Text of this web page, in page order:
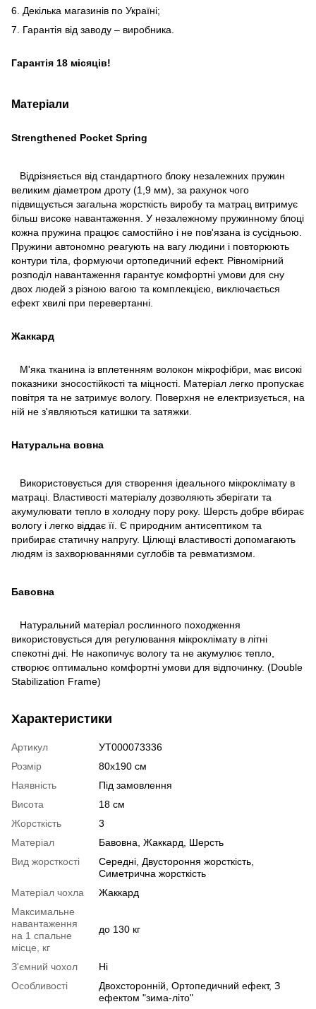
6. Декілька магазинів по Україні;
7. Гарантія від заводу – виробника.
Гарантія 18 місяців!
Матеріали
Strengthened Pocket Spring
Відрізняється від стандартного блоку незалежних пружин
великим діаметром дроту (1,9 мм), за рахунок чого
підвищується загальна жорсткість виробу та матрац витримує
більш високе навантаження. У незалежному пружинному блоці
кожна пружина працює самостійно і не пов'язана із сусідньою.
Пружини автономно реагують на вагу людини і повторюють
контури тіла, формуючи ортопедичний ефект. Рівномірний
розподіл навантаження гарантує комфортні умови для сну
двох людей з різною вагою та комплекцією, виключається
ефект хвилі при перевертанні.
Жаккард
М'яка тканина із вплетенням волокон мікрофібри, має високі
показники зносостійкості та міцності. Матеріал легко пропускає
повітря та не затримує вологу. Поверхня не електризується, на
ній не з'являються катишки та затяжки.
Натуральна вовна
Використовується для створення ідеального мікроклімату в
матраці. Властивості матеріалу дозволяють зберігати та
акумулювати тепло в холодну пору року. Шерсть добре вбирає
вологу і легко віддає її. Є природним антисептиком та
прибирає статичну напругу. Цілющі властивості допомагають
людям із захворюваннями суглобів та ревматизмом.
Бавовна
Натуральний матеріал рослинного походження
використовується для регулювання мікроклімату в літні
спекотні дні. Не накопичує вологу та не акумулює тепло,
створює оптимально комфортні умови для відпочинку. (Double
Stabilization Frame)
Характеристики
Артикул
УТ000073336
Розмір
80х190 см
Наявність
Під замовлення
Висота
18 см
Жорсткість
3
Матеріал
Бавовна Жаккард
Шерсть
Вид жорсткості
Середні Двустороння жорсткість
Симетрична жорсткість
Матеріал чохла
Жаккард
Максимальне
навантаження
на 1 спальне
місце, кг
до 130 кг
З'ємний чохол
Ні
Особливості
Двохсторонній Ортопедичний ефект, З
ефектом "зима-літо"